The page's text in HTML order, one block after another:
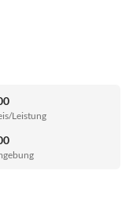
Leistung